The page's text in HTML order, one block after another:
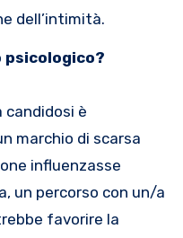
dell’intimità.
psicologico?
candidosi è
marchio di scarsa
influenzasse
un percorso con un/a
favorire la